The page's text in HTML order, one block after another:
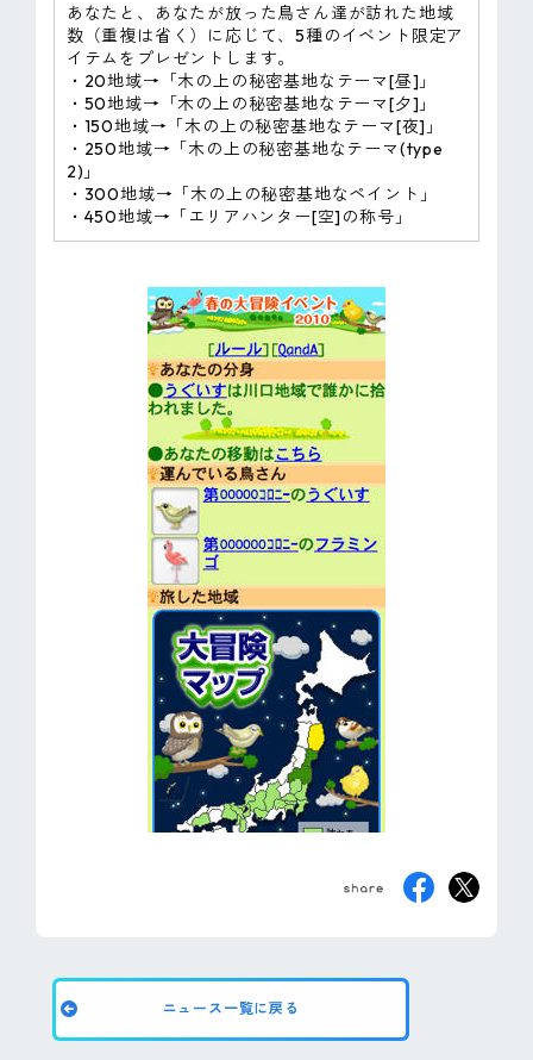
あなたと、あなたが放った鳥さん達が訪れた地域
数（重複は省く）に応じて、5種のイベント限定ア
イテムをプレゼントします。
・20地域→「木の上の秘密基地なテーマ[昼]」
・50地域→「木の上の秘密基地なテーマ[夕]」
・150地域→「木の上の秘密基地なテーマ[夜]」
・250地域→「木の上の秘密基地なテーマ(type
2)」
・300地域→「木の上の秘密基地なペイント」
・450地域→「エリアハンター[空]の称号」
ニュース一覧に戻る